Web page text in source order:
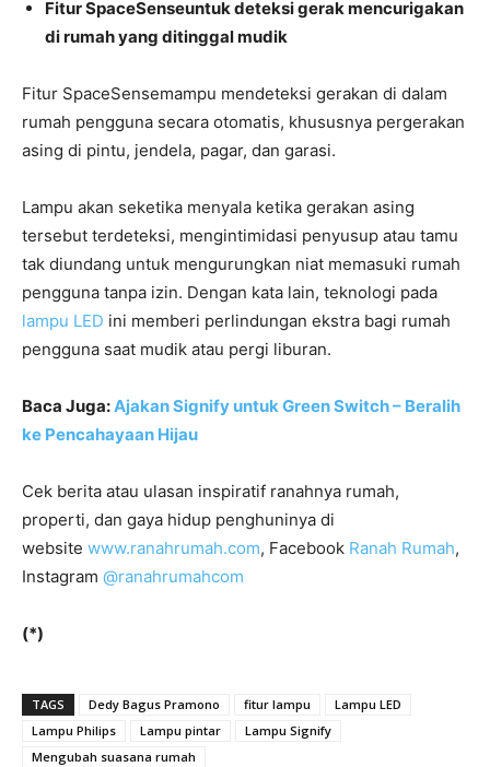
Fitur SpaceSenseuntuk deteksi gerak mencurigakan
di rumah yang ditinggal mudik
Fitur SpaceSensemampu mendeteksi gerakan di dalam
rumah pengguna secara otomatis, khususnya pergerakan
asing di pintu, jendela, pagar, dan garasi.
Lampu akan seketika menyala ketika gerakan asing
tersebut terdeteksi, mengintimidasi penyusup atau tamu
tak diundang untuk mengurungkan niat memasuki rumah
pengguna tanpa izin. Dengan kata lain, teknologi pada
lampu LED ini memberi perlindungan ekstra bagi rumah
pengguna saat mudik atau pergi liburan.
Baca Juga:Ajakan Signify untuk Green Switch – Beralih
ke Pencahayaan Hijau
Cek berita atau ulasan inspiratif ranahnya rumah,
properti, dan gaya hidup penghuninya di
website www.ranahrumah.com, Facebook Ranah Rumah,
Instagram @ranahrumahcom
(*)
TAGS Dedy Bagus Pramono fitur lampu
Lampu LED
Lampu Philips
Lampu pintar
Lampu Signify
Mengubah suasana rumah